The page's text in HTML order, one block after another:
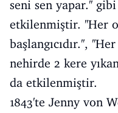
seni sen yapar.''
etkilenmiştir. ''Her
başlangıcıdır.'',
nehirde 2 kere
da etkilenmiştir.
1843'te Jenny von